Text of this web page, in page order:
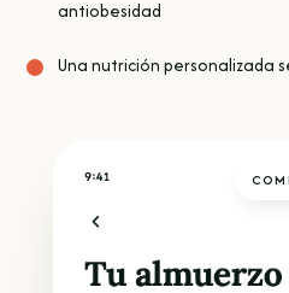
antiobesidad
Una nutrición personalizada